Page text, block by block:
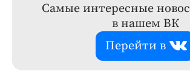
Самые интересные
в нашем ВК
Перейти в